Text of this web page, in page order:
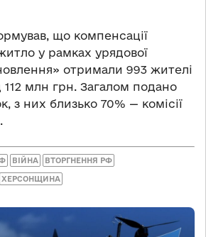
що компенсації
у рамках урядової
отримали 993 жителі
112 млн грн. Загалом подано
з них близько 70% — комісії
ВІЙНА ВТОРГНЕННЯ РФ
ХЕРСОНЩИНА